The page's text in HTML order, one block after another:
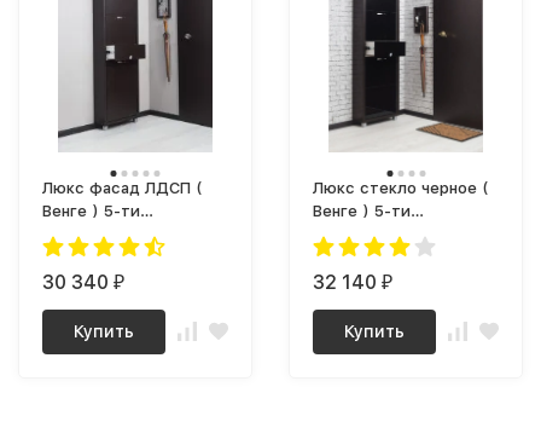
Люкс фасад ЛДСП (
Венге ) 5-ти
секционный Плюс
30 340 ₽
Купить
Люкс стекло черное (
Венге ) 5-ти
секционный Плюс
32 140 ₽
Купить